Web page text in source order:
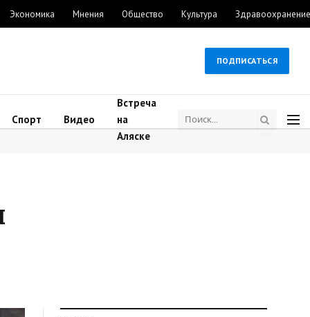
Экономика Мнения Общество Культура Здравоохранение
ПОДПИСАТЬСЯ
Спорт Видео
Встреча
на
Аляске